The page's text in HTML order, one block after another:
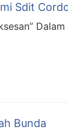
Sdit
Bunda